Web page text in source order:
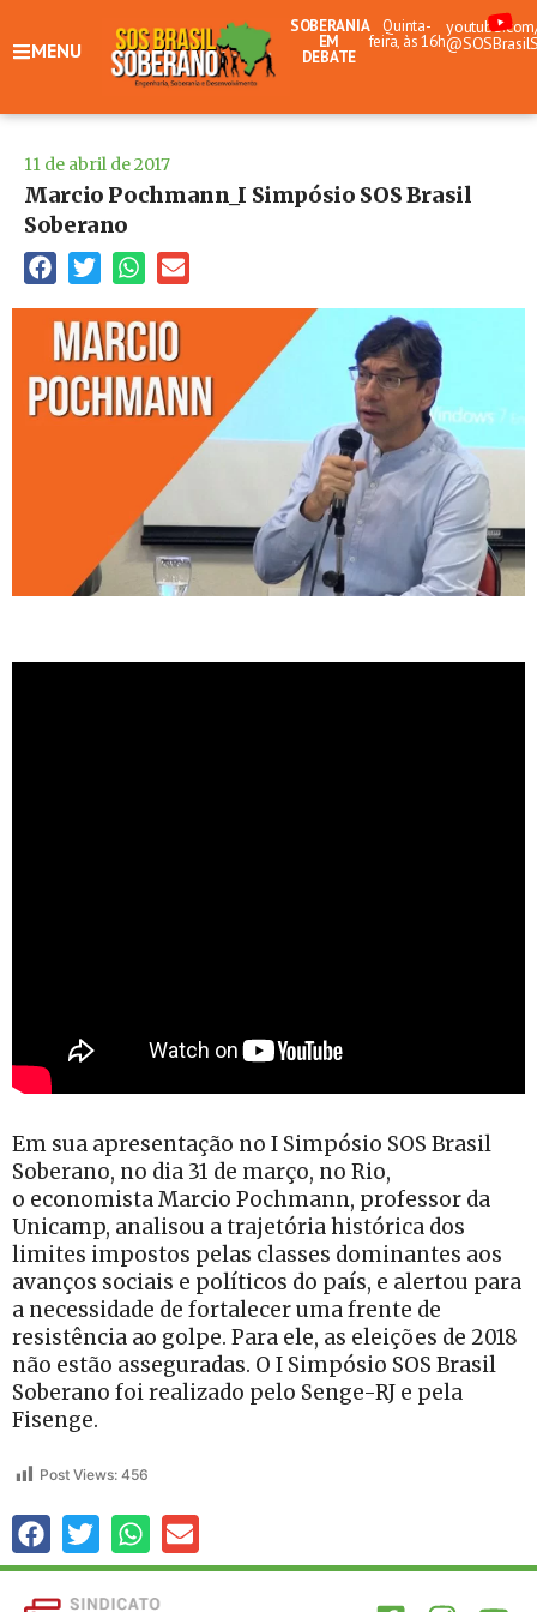
MENU
SOBERANIA
EM
DEBATE
Quinta-
feira, às 16h
11 de abril de 2017
Marcio Pochmann_I Simpósio SOS Brasil
Soberano
Em sua apresentação no I Simpósio SOS Brasil
Soberano, no dia 31 de março, no Rio,
o economista Marcio Pochmann, professor da
Unicamp, analisou a trajetória histórica dos
limites impostos pelas classes dominantes aos
avanços sociais e políticos do país, e alertou para
a necessidade de fortalecer uma frente de
resistência ao golpe. Para ele, as eleições de 2018
não estão asseguradas. O I Simpósio SOS Brasil
Soberano foi realizado pelo Senge-RJ e pela
Fisenge.
Post Views: 456